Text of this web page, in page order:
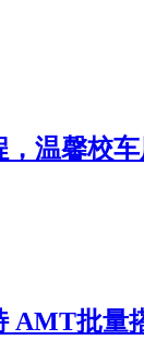
，温馨校
AMT批量